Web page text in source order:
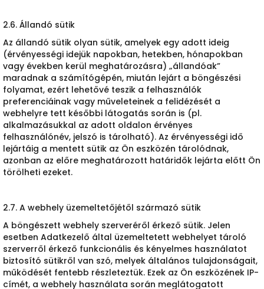
2.6. Állandó sütik
Az állandó sütik olyan sütik, amelyek egy adott ideig
(érvényességi idejük napokban, hetekben, hónapokban
vagy években kerül meghatározásra) „állandóak”
maradnak a számítógépén, miután lejárt a böngészési
folyamat, ezért lehetővé teszik a felhasználók
preferenciáinak vagy műveleteinek a felidézését a
webhelyre tett későbbi látogatás során is (pl.
alkalmazásukkal az adott oldalon érvényes
felhasználónév, jelszó is tárolható). Az érvényességi idő
lejártáig a mentett sütik az Ön eszközén tárolódnak,
azonban az előre meghatározott határidők lejárta előtt Ön
törölheti ezeket.
2.7. A webhely üzemeltetőjétől származó sütik
A böngészett webhely szerveréről érkező sütik. Jelen
esetben Adatkezelő által üzemeltetett webhelyet tároló
szerverről érkező funkcionális és kényelmes használatot
biztosító sütikről van szó, melyek általános tulajdonságait,
működését fentebb részleteztük. Ezek az Ön eszközének IP-
címét, a webhely használata során meglátogatott